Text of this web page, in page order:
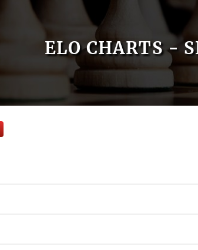
ELO CHARTS -